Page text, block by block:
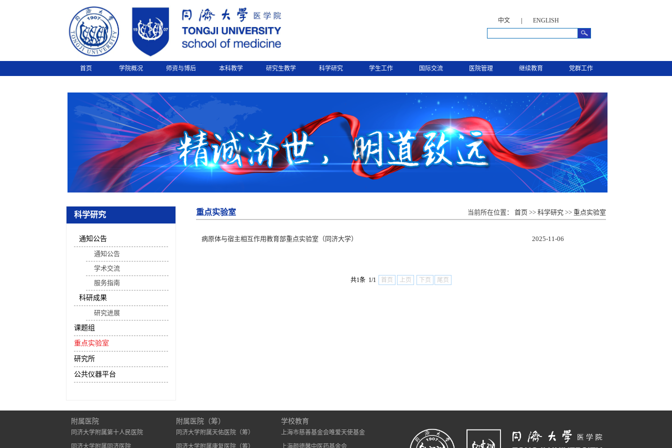
中文 ENGLISH
首页 学院概况 师资与博后 本科教学 研究生教学 科学研究 学生工作 国际交流 医院管理 继续教育 党群工作
科学研究
通知公告
通知公告
学术交流
服务指南
科研成果
研究进展
课题组
重点实验室
研究所
公共仪器平台
重点实验室 当前所在位置： 首页 >> 科学研究 >> 重点实验室
病原体与宿主相互作用教育部重点实验室（同济大学） 2025-11-06
共1条 1/1 首页 上页 下页 尾页
附属医院
同济大学附属第十人民医院
附属医院（筹）
同济大学附属天佑医院（筹）
学校教育
上海市慈善基金会唯爱天使基金